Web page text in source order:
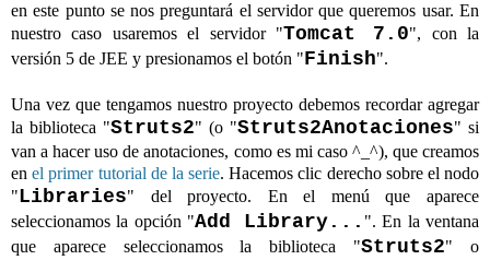
en este punto se nos preguntará el servidor que queremos usar. En
nuestro caso usaremos el servidor "Tomcat 7.0", con la
versión 5 de JEE y presionamos el botón "Finish".
Una vez que tengamos nuestro proyecto debemos recordar agregar
la biblioteca "Struts2" (o "Struts2Anotaciones" si
van a hacer uso de anotaciones, como es mi caso ^_^), que creamos
enel primer tutorial de la serie. Hacemos clic derecho sobre el nodo
"Libraries" del proyecto. En el menú que aparece
seleccionamos la opción "Add Library... ". En la ventana
que aparece seleccionamos la biblioteca "Struts2" o